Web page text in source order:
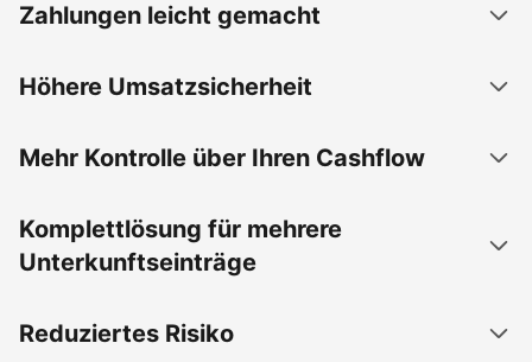
Zahlungen leicht gemacht
Höhere Umsatzsicherheit
Mehr Kontrolle über Ihren Cashflow
Komplettlösung für mehrere
Unterkunftseinträge
Reduziertes Risiko